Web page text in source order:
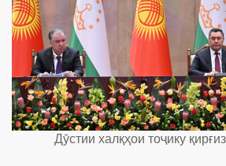
Дӯстии халқҳои тоҷику